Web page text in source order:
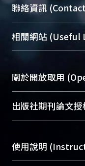
臺大位居世界頂
展現本校豐碩的
機構典藏（NTUR
台，成為臺大學
究能量、促進交
成果。
To permanently
profiles and
services of
聯絡資訊
總館學科館員
醫學圖書館學科館
Sciences Library)
相關網站 (Useful
關於開放取用
開放取用是從使
動，應用在學術
用逐年攀升。同
出版社期刊論文
含部分內容的
助與合作完成
使用說明